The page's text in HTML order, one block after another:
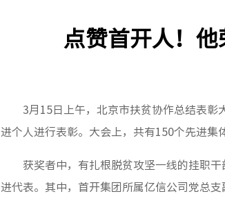
点赞首开人！
3月15日上午，北京市扶贫协作总结表彰
进个人进行表彰。大会上，共有150个先进集
获奖者中，有扎根脱贫攻坚一线的挂职
进代表。其中，首开集团所属亿信公司党总